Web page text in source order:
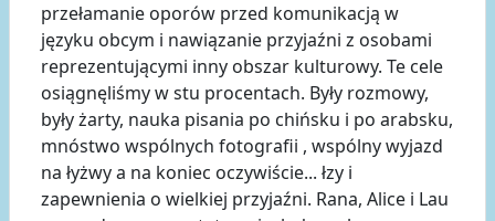
przełamanie oporów przed komunikacją w
języku obcym i nawiązanie przyjaźni z osobami
reprezentującymi inny obszar kulturowy. Te cele
osiągnęliśmy w stu procentach. Były rozmowy,
były żarty, nauka pisania po chińsku i po arabsku,
mnóstwo wspólnych fotografii , wspólny wyjazd
na łyżwy a na koniec oczywiście... łzy i
zapewnienia o wielkiej przyjaźni. Rana, Alice i Lau